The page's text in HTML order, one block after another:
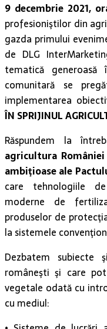
9 decembrie 2021,
profesioniştilor din
gazda primului
de DLG
tematică
comunitară se
implementarea
ÎN SPRIJINUL
Răspundem la
agricultura
ambiţioase ale
care tehnologiile
moderne de
produselor de
la sistemele
Dezbatem subiecte
româneşti şi care
vegetale odată cu
cu mediul: